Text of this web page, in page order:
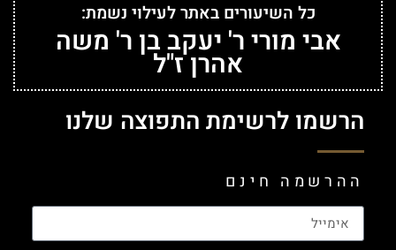
כל השיעורים באתר לעילוי נשמת:
אבי מורי ר' יעקב בן ר' משה
אהרן ז"ל
הרשמו לרשימת התפוצה שלנו
ההרשמה חינם